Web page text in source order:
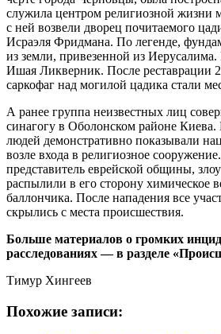
служила центром религиозной жизни
с ней возвели дворец почитаемого
Исраэля Фридмана. По легенде,
из земли, привезенной из
Ишая Ликверник. После реставрации
саркофаг над могилой цадика стали
А ранее группа неизвестных лиц
синагогу в Оболонском районе
людей демонстративно показывали
возле входа в религиозное
представитель еврейской общины,
распылили в его сторону химическое
баллончика. После нападения все
скрылись с места происшествия.
Больше материалов о громких
расследованиях — в разделе
Тимур Хингеев
Похожие записи: